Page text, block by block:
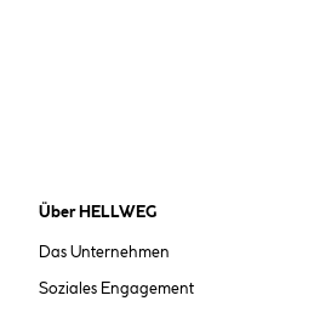
Über HELLWEG
Das Unternehmen
Soziales Engagement